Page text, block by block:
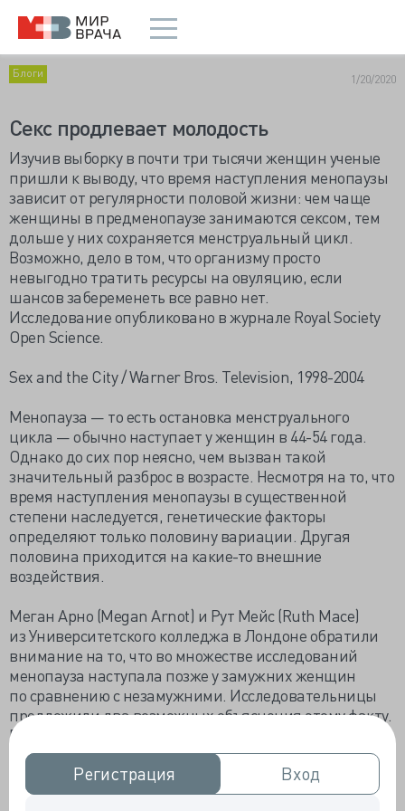
Регистрация
Регистрация Вход
Вход
Блоги 1/20/2020
Секс продлевает молодость
Изучив выборку в почти три тысячи женщин ученые
пришли к выводу, что время наступления менопаузы
зависит от регулярности половой жизни: чем чаще
женщины в предменопаузе занимаются сексом, тем
дольше у них сохраняется менструальный цикл.
Возможно, дело в том, что организму просто
невыгодно тратить ресурсы на овуляцию, если
шансов забеременеть все равно нет.
Исследование опубликовано в журнале Royal Society
Open Science.
Sex and the City / Warner Bros. Television, 1998-2004
Менопауза — то есть остановка менструального
цикла — обычно наступает у женщин в 44-54 года.
Однако до сих пор неясно, чем вызван такой
значительный разброс в возрасте. Несмотря на то, что
время наступления менопаузы в существенной
степени наследуется, генетические факторы
определяют только половину вариации. Другая
половина приходится на какие-то внешние
воздействия.
Меган Арно (Megan Arnot) и Рут Мейс (Ruth Mace)
из Университетского колледжа в Лондоне обратили
внимание на то, что во множестве исследований
менопауза наступала позже у замужних женщин
по сравнению с незамужними. Исследовательницы
предложили два возможных объяснения этому факту.
Первое предполагало, что на прекращение
менструаций влияет сам контакт с мужчиной: его
феромоны могут действовать на организм женщины,
поддерживая ее в фертильном состоянии. Второе